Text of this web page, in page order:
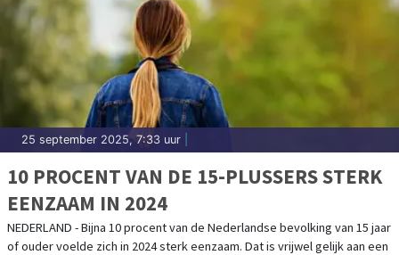
25 september 2025, 7:33 uur
10 PROCENT VAN DE 15-PLUSSERS STERK
EENZAAM IN 2024
NEDERLAND - Bijna 10 procent van de Nederlandse bevolking van 15 jaar
of ouder voelde zich in 2024 sterk eenzaam. Dat is vrijwel gelijk aan een